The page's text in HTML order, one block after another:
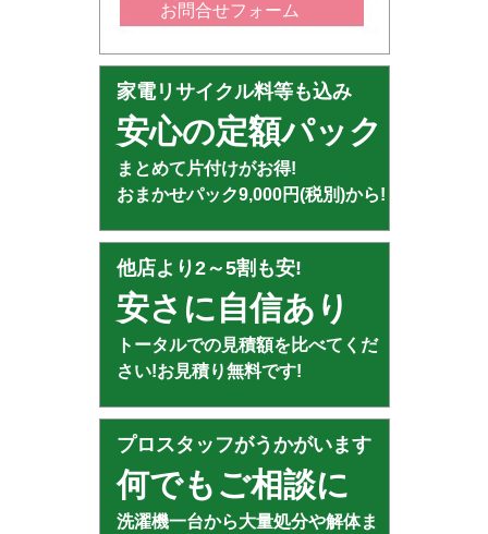
お問合せフォーム
家電リサイクル料等も込み
安心の定額パック
まとめて片付けがお得!
おまかせパック9,000円(税別)から!
他店より2～5割も安!
安さに自信あり
トータルでの見積額を比べてくだ
さい!お見積り無料です!
プロスタッフがうかがいます
何でもご相談に
洗濯機一台から大量処分や解体ま